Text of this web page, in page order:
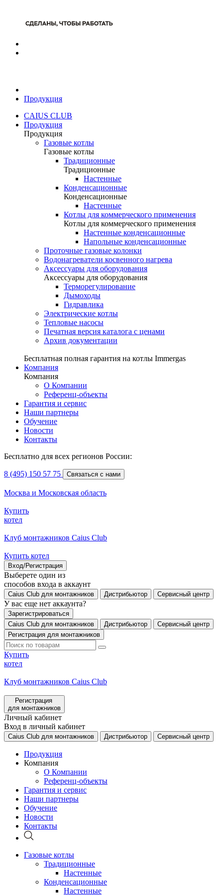
Продукция
CAIUS CLUB
Продукция
Продукция
Газовые котлы
Газовые котлы
Традиционные
Традиционные
Настенные
Конденсационные
Конденсационные
Настенные
Котлы для коммерческого применения
Котлы для коммерческого применения
Настенные конденсационные
Напольные конденсационные
Проточные газовые колонки
Водонагреватели косвенного нагрева
Аксессуары для оборудования
Аксессуары для оборудования
Терморегулирование
Дымоходы
Гидравлика
Электрические котлы
Тепловые насосы
Печатная версия каталога с ценами
Архив документации
Бесплатная полная гарантия на котлы Immergas
Компания
Компания
О Компании
Референц-объекты
Гарантия и сервис
Наши партнеры
Обучение
Новости
Контакты
Бесплатно для всех регионов России:
8 (495) 150 57 75 Связаться с нами
Москва и Московская область
Купить
котел
Клуб монтажников Caius Club
Купить котел
Вход/Регистрация
Выберете один из
способов входа в аккаунт
Caius Club для монтажников Дистрибьютор Сервисный центр
У вас еще нет аккаунта?
Зарегистрироваться
Caius Club для монтажников
Дистрибьютор
Сервисный центр
Регистрация для монтажников
Купить
котел
Клуб монтажников Caius Club
Регистрация
для монтажников
Личный кабинет
Вход в личный кабинет
Caius Club для монтажников Дистрибьютор Сервисный центр
Продукция
Компания
О Компании
Референц-объекты
Гарантия и сервис
Наши партнеры
Обучение
Новости
Контакты
Газовые котлы
Традиционные
Настенные
Конденсационные
Настенные